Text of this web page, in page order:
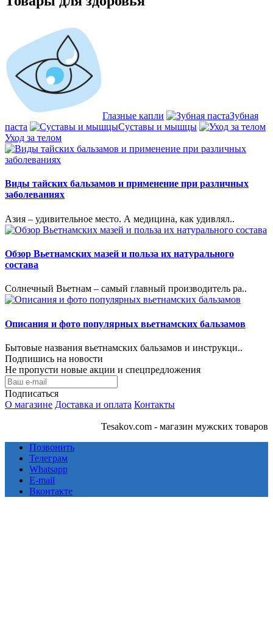
Глазные капли
Зубная
паста
Суставы и мышцы
Уход за телом
Виды тайских бальзамов и применение при различных
заболеваниях
Азия – удивительное место. А медицина, как удивлял..
Обзор Вьетнамских мазей и польза их натурального
состава
Солнечный Вьетнам – самый главный производитель ра..
Описания и фото популярных вьетнамских бальзамов
Бытовые названия вьетнамских бальзамов и инструкци..
Подпишись на новости
Не пропусти новые акции и спецпредложения
Подписаться
О магазине Доставка и оплата Контакты
Tesakov.com - магазин мужских товаров
Позвонить
Телеграм
Whatsapp
E-mail
Вконтакте